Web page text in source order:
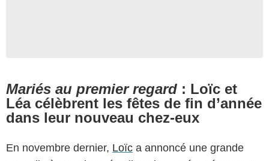
Mariés au premier regard : Loïc et
Léa célèbrent les fêtes de fin d’année
dans leur nouveau chez-eux
En novembre dernier, Loïc a annoncé une grande